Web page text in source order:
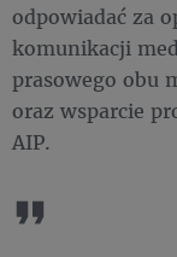
odpowiadać za
komunikacji
prasowego obu
oraz wsparcie
AIP.